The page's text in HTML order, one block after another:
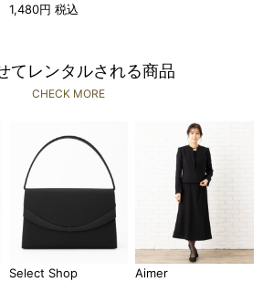
1,480円 税込
てレンタルされる商品
CHECK MORE
Select Shop
Aimer